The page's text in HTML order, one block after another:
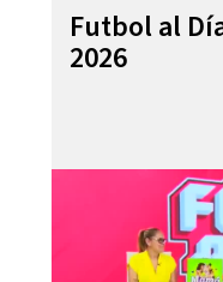
Futbol al
2026